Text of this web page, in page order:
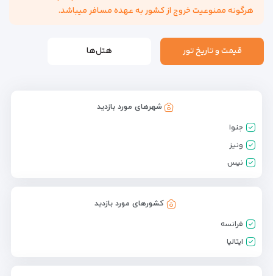
هرگونه ممنوعیت خروج از کشور به عهده مسافر میباشد.
قیمت و تاریخ تور هتل‌ها
شهرهای مورد بازدید
جنوا
ونیز
نیس
کشورهای مورد بازدید
فرانسه
ایتالیا